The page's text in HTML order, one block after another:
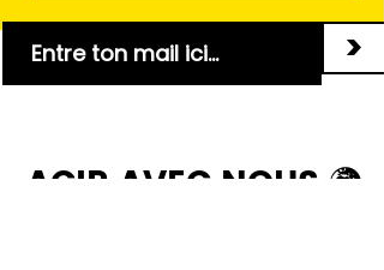
>
AGIR AVEC NOUS 🌍